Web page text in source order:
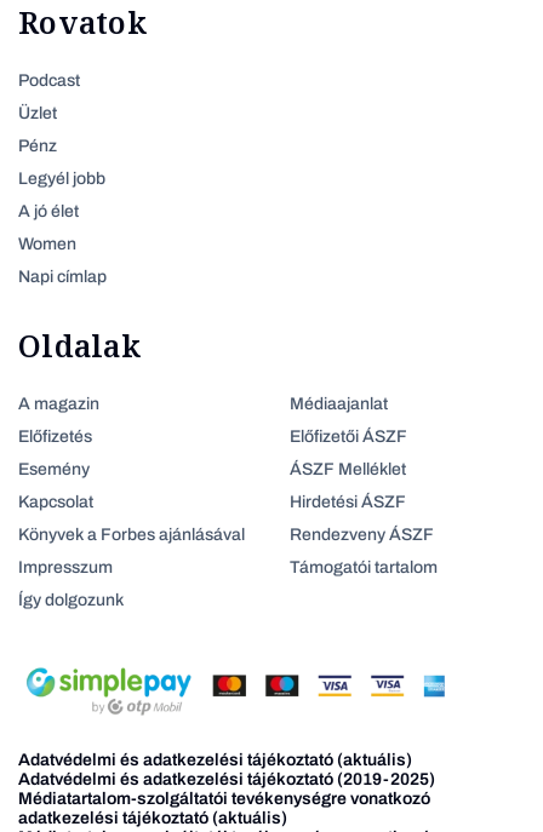
Rovatok
Podcast
Üzlet
Pénz
Legyél jobb
A jó élet
Women
Napi címlap
Oldalak
A magazin
Előfizetés
Esemény
Kapcsolat
Könyvek a Forbes ajánlásával
Impresszum
Így dolgozunk
Médiaajanlat
Előfizetői ÁSZF
ÁSZF Melléklet
Hirdetési ÁSZF
Rendezveny ÁSZF
Támogatói tartalom
Adatvédelmi és adatkezelési tájékoztató (aktuális)
Adatvédelmi és adatkezelési tájékoztató (2019-2025)
Médiatartalom-szolgáltatói tevékenységre vonatkozó
adatkezelési tájékoztató (aktuális)